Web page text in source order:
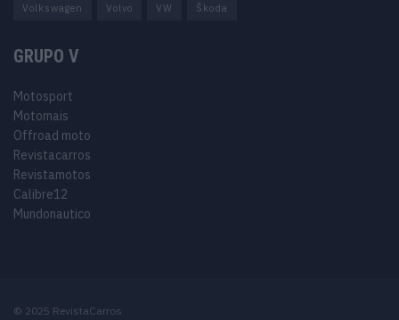
Volkswagen Volvo VW Škoda
GRUPO V
Motosport
Motomais
Offroad moto
Revistacarros
Revistamotos
Calibre12
Mundonautico
© 2025 RevistaCarros